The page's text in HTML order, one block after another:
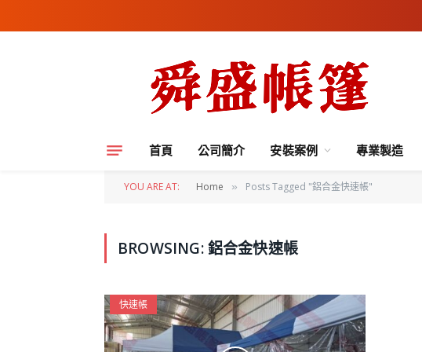
首頁 公司簡介 安裝案例 專業製造
YOU ARE AT: Home » Posts Tagged "鋁合金快速帳"
BROWSING:鋁合金快速帳
快速帳